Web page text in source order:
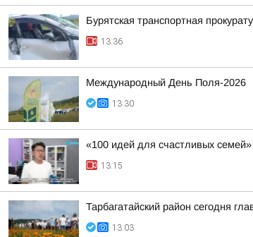
Бурятская транспортная
13:36
Международный День Поля-2026
13:30
«100 идей для счастливых семей»
13:15
Тарбагатайский район сегодня
13:03